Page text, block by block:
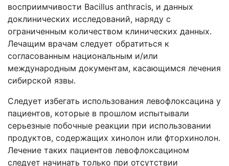
восприимчивости Bacillus anthracis, и данных
доклинических исследований, наряду с
ограниченным количеством клинических данных.
Лечащим врачам следует обратиться к
согласованным национальным и/или
международным документам, касающимся лечения
сибирской язвы.
Следует избегать использования левофлоксацина у
пациентов, которые в прошлом испытывали
серьезные побочные реакции при использовании
продуктов, содержащих хинолон или фторхинолон.
Лечение таких пациентов левофлоксацином
следует начинать только при отсутствии